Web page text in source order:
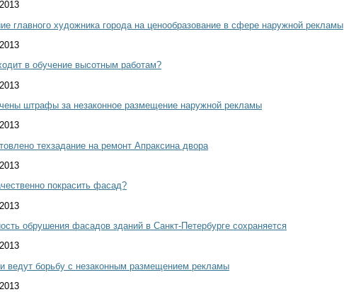
главного художника города на ценообразование в сфере наружной рекламы
в обучение высотным работам?
штрафы за незаконное размещение наружной рекламы
техзадание на ремонт Апраксина двора
покрасить фасад?
обрушения фасадов зданий в Санкт-Петербурге сохраняется
ведут борьбу с незаконным размещением рекламы